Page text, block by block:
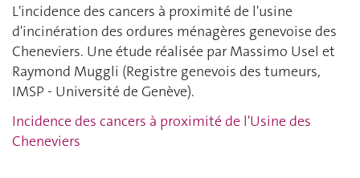
L'incidence des cancers à proximité de l'usine
d'incinération des ordures ménagères genevoise des
Cheneviers. Une étude réalisée par Massimo Usel et
Raymond Muggli (Registre genevois des tumeurs,
IMSP - Université de Genève).
Incidence des cancers à proximité de l'Usine des
Cheneviers